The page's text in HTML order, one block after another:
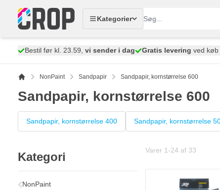
Kategorier
Bestil før kl. 23.59, vi sender i dag Gratis levering ved
NonPaint Sandpapir Sandpapir, kornstørrelse 600
Sandpapir, kornstørrelse 600
Sandpapir, kornstørrelse 400 Sandpapir, kornstørrelse
Kategori
NonPaint
Varer 1 -24 af 33